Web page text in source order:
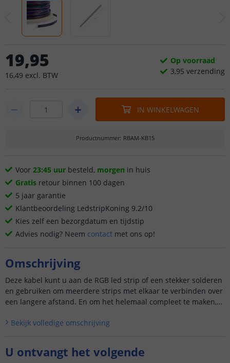
19,95
16,49 excl. BTW
Op voorraad
3,95 verzending
IN WINKELWAGEN
Productnummer: RBAM-KB15
Voor 23:45 uur besteld, morgen in huis
Gratis retour binnen 100 dagen
5 jaar garantie
Klantbeoordeling LedstripKoning 9.2/10
Kies zelf een bezorgdatum en tijdstip
Advies nodig? Neem contact met ons op!
Omschrijving
Deze kabel kunt u aan de RGB led strip of een stekker solderen
en gebruiken om meerdere strips met elkaar te verbinden over
een langere afstand. En om het helemaal compleet te maken,
Bekijk volledige omschrijving
U ontvangt het volgende